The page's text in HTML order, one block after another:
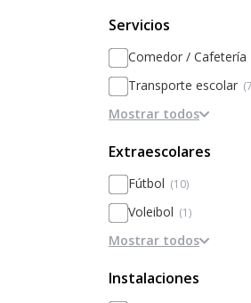
Servicios
Comedor / Cafetería
Transporte escolar
Excursiones /
Intercambios
Mostrar todos
Extraescolares
Fútbol (10)
Voleibol (1)
Robótica (1)
Música
Mostrar todos
Instalaciones